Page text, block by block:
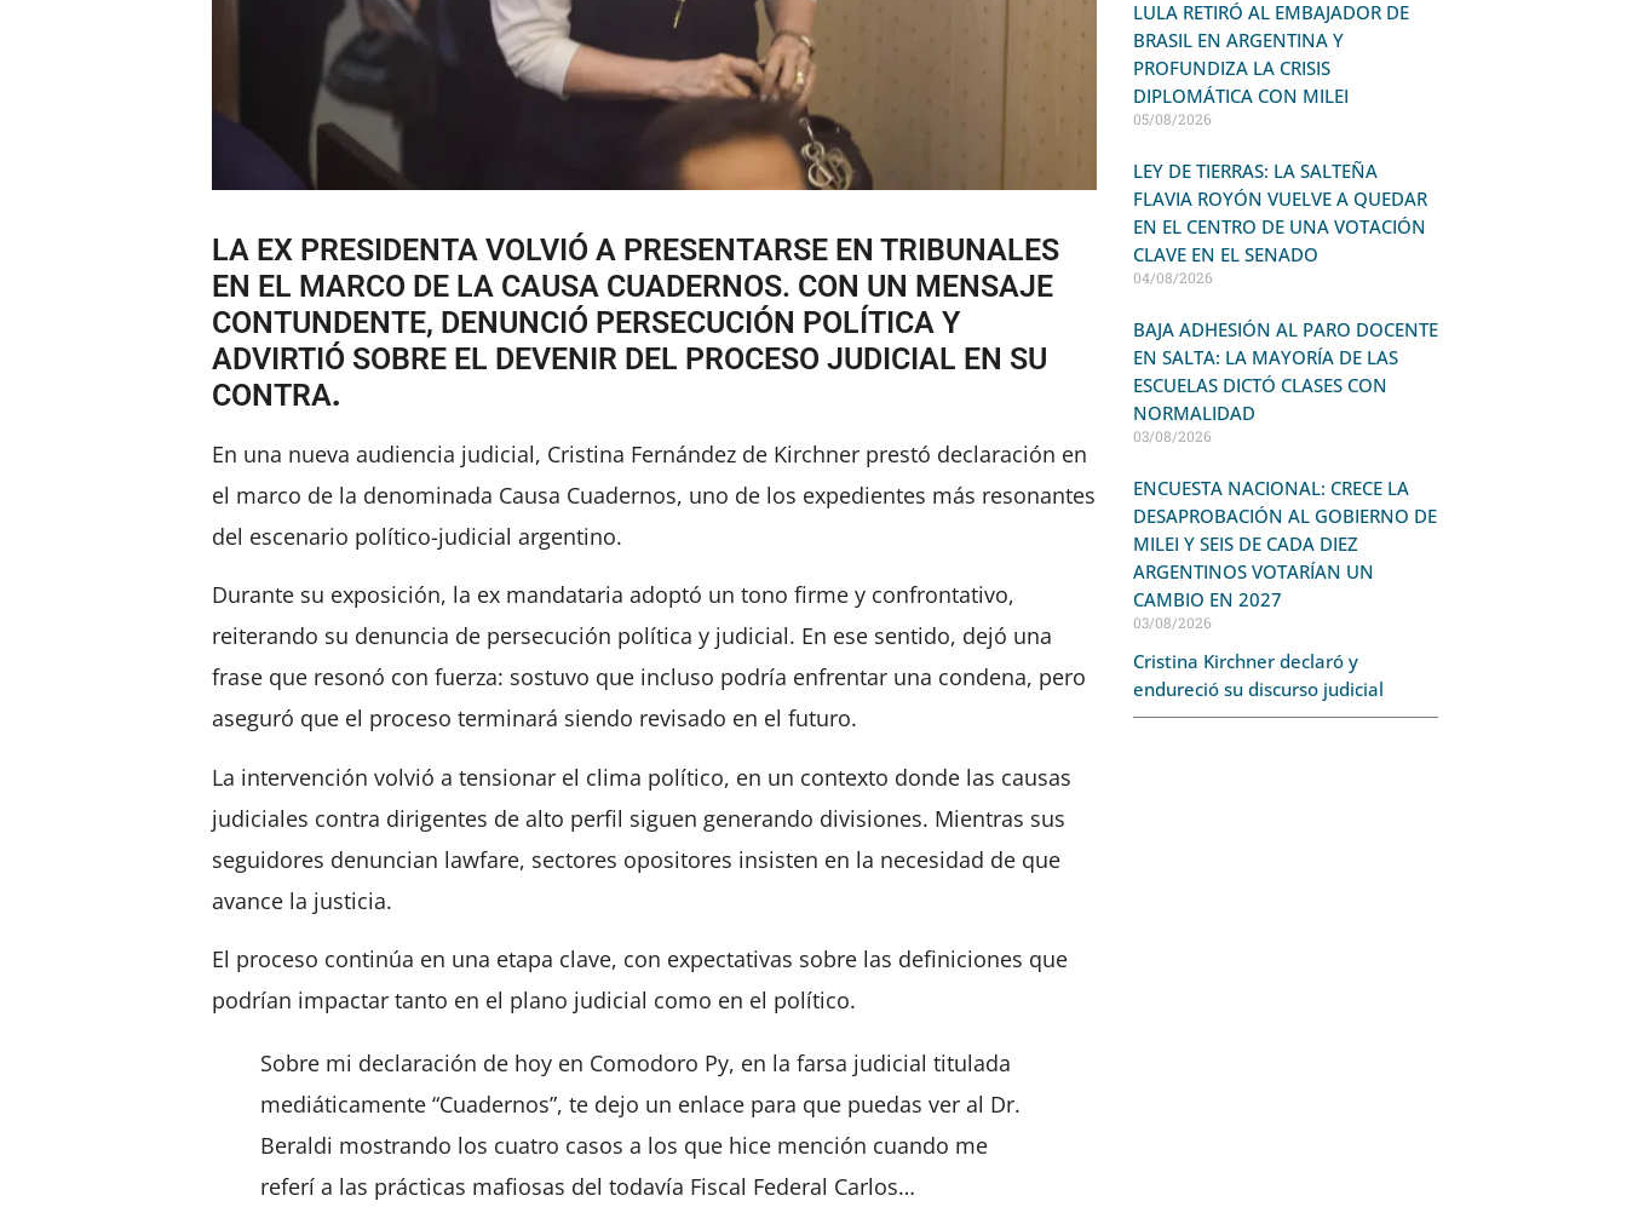
LA EX PRESIDENTA VOLVIÓ A PRESENTARSE EN TRIBUNALES
EN EL MARCO DE LA CAUSA CUADERNOS. CON UN MENSAJE
CONTUNDENTE, DENUNCIÓ PERSECUCIÓN POLÍTICA Y
ADVIRTIÓ SOBRE EL DEVENIR DEL PROCESO JUDICIAL EN SU
CONTRA.
En una nueva audiencia judicial, Cristina Fernández de Kirchner prestó declaración en
el marco de la denominada Causa Cuadernos, uno de los expedientes más resonantes
del escenario político-judicial argentino.
Durante su exposición, la ex mandataria adoptó un tono firme y confrontativo,
reiterando su denuncia de persecución política y judicial. En ese sentido, dejó una
frase que resonó con fuerza: sostuvo que incluso podría enfrentar una condena, pero
aseguró que el proceso terminará siendo revisado en el futuro.
La intervención volvió a tensionar el clima político, en un contexto donde las causas
judiciales contra dirigentes de alto perfil siguen generando divisiones. Mientras sus
seguidores denuncian lawfare, sectores opositores insisten en la necesidad de que
avance la justicia.
El proceso continúa en una etapa clave, con expectativas sobre las definiciones que
podrían impactar tanto en el plano judicial como en el político.
Sobre mi declaración de hoy en Comodoro Py, en la farsa judicial titulada
mediáticamente “Cuadernos”, te dejo un enlace para que puedas ver al Dr.
Beraldi mostrando los cuatro casos a los que hice mención cuando me
referí a las prácticas mafiosas del todavía Fiscal Federal Carlos…
LULA RETIRÓ AL EMBAJADOR DE
BRASIL EN ARGENTINA Y
PROFUNDIZA LA CRISIS
DIPLOMÁTICA CON MILEI
05/08/2026
LEY DE TIERRAS: LA SALTEÑA
FLAVIA ROYÓN VUELVE A QUEDAR
EN EL CENTRO DE UNA VOTACIÓN
CLAVE EN EL SENADO
04/08/2026
BAJA ADHESIÓN AL PARO DOCENTE
EN SALTA: LA MAYORÍA DE LAS
ESCUELAS DICTÓ CLASES CON
NORMALIDAD
03/08/2026
ENCUESTA NACIONAL: CRECE LA
DESAPROBACIÓN AL GOBIERNO DE
MILEI Y SEIS DE CADA DIEZ
ARGENTINOS VOTARÍAN UN
CAMBIO EN 2027
03/08/2026
Cristina Kirchner declaró y
endureció su discurso judicial